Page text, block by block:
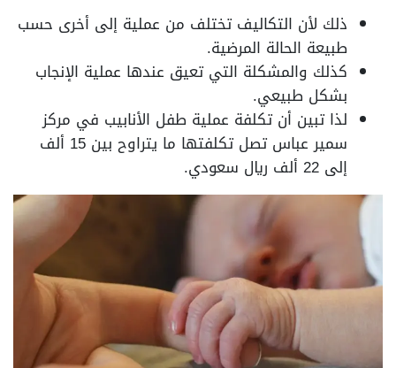
ذلك لأن التكاليف تختلف من عملية إلى أخرى حسب
طبيعة الحالة المرضية.
كذلك والمشكلة التي تعيق عندها عملية الإنجاب
بشكل طبيعي.
لذا تبين أن تكلفة عملية طفل الأنابيب في مركز
سمير عباس تصل تكلفتها ما يتراوح بين 15 ألف
إلى 22 ألف ريال سعودي.